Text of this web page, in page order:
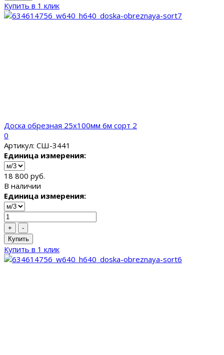
Купить в 1 клик
Доска обрезная 25x100мм 6м сорт 2
0
Артикул: СШ-3441
Единица измерения:
18 800 руб.
В наличии
Единица измерения:
+
-
Купить
Купить в 1 клик